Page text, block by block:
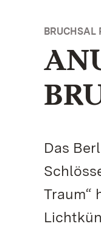
BRUCHSAL
Das
Traum“